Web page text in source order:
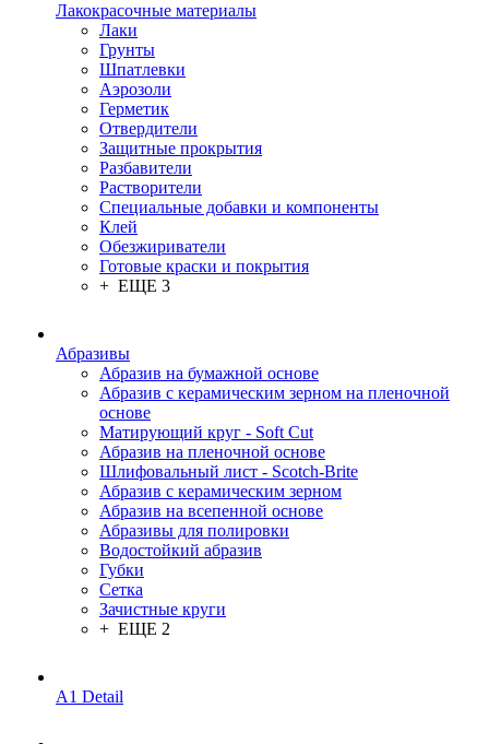
Лакокрасочные материалы
Лаки
Грунты
Шпатлевки
Аэрозоли
Герметик
Отвердители
Защитные прокрытия
Разбавители
Растворители
Специальные добавки и компоненты
Клей
Обезжириватели
Готовые краски и покрытия
+ ЕЩЕ 3
Абразивы
Абразив на бумажной основе
Абразив с керамическим зерном на пленочной
основе
Матирующий круг - Soft Cut
Абразив на пленочной основе
Шлифовальный лист - Scotch-Brite
Абразив с керамическим зерном
Абразив на всепенной основе
Абразивы для полировки
Водостойкий абразив
Губки
Сетка
Зачистные круги
+ ЕЩЕ 2
A1 Detail